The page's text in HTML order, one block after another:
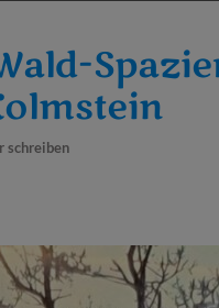
schreiben